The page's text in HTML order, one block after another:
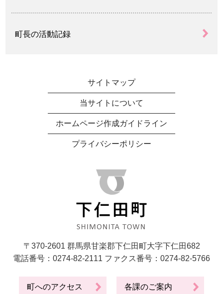
町長の活動記録
サイトマップ
当サイトについて
ホームページ作成ガイドライン
プライバシーポリシー
〒370-2601 群馬県甘楽郡下仁田町大字下仁田682
電話番号：0274-82-2111 ファクス番号：0274-82-5766
町へのアクセス 各課のご案内